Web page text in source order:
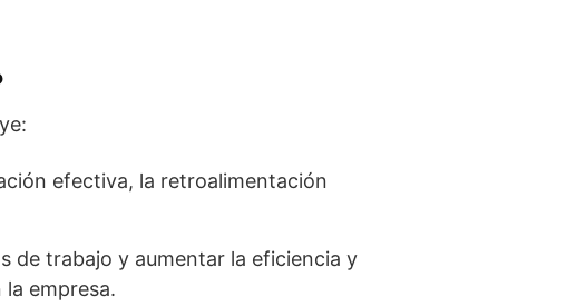
efectiva, la retroalimentación
de trabajo y aumentar la eficiencia y
empresa.